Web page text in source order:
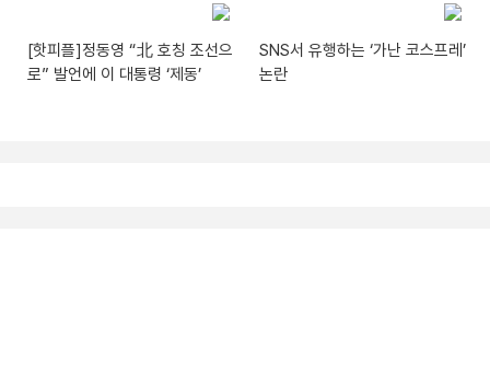
[핫피플]정동영 “北 호칭 조선으
로” 발언에 이 대통령 ‘제동’
SNS서 유행하는 ‘가난 코스프레’
논란